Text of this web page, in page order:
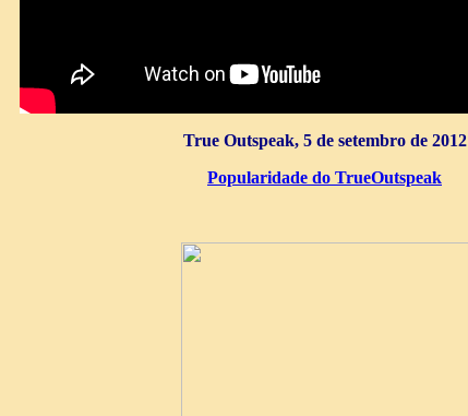
True Outspeak, 5 de setembro de 2012
Popularidade do TrueOutspeak